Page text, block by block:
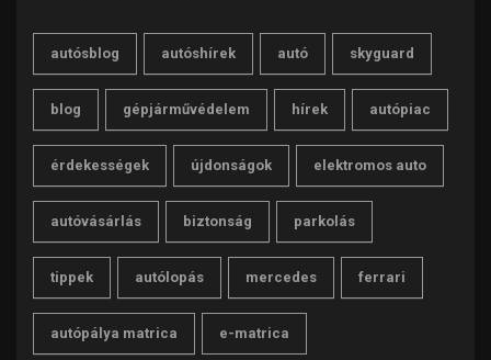
autósblog autóshírek autó skyguard
blog gépjárművédelem hírek autópiac
érdekességek újdonságok elektromos auto
autóvásárlás biztonság parkolás
tippek autólopás mercedes ferrari
autópálya matrica e-matrica